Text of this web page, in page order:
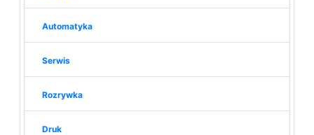
Automatyka
Serwis
Rozrywka
Druk